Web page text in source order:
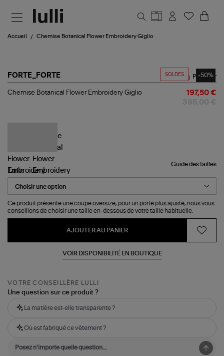
Accueil Chemise Botanical Flower Embroidery Giglio
SOLDES -50%
FORTE_FORTE
Chemise
Partager
Chemise Botanical Flower Embroidery Giglio 197,50 €
Guide des tailles
Taille
Ce produit présente une coupe oversize, pour un porté plus ajusté, nous vous
conseillons de choisir une taille en-dessous de votre taille habituelle.
AJOUTER AU PANIER
VOIR DISPONIBILITÉ EN BOUTIQUE
VOTRE CONSEILLÈRE LULLI
Une question sur ce produit ?
La matière est-elle transparente ?
Où est fabriqué ce vêtement ?